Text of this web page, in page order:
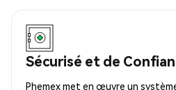
Sécurisé et de
Phemex met en œuvre un